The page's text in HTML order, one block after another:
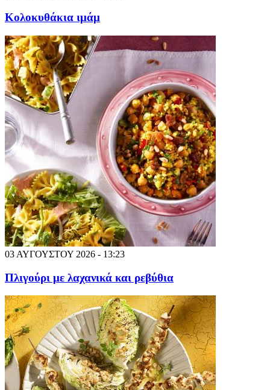
Κολοκυθάκια ιμάμ
03 ΑΥΓΟΥΣΤΟΥ 2026 - 13:23
Πλιγούρι με λαχανικά και ρεβύθια